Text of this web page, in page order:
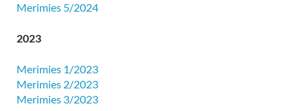
Merimies 5/2024
2023
Merimies 1/2023
Merimies 2/2023
Merimies 3/2023